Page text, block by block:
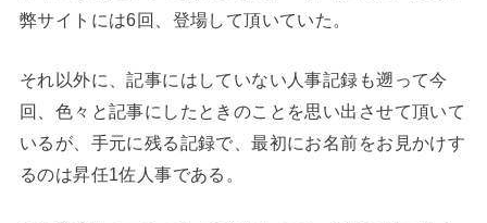
弊サイトには6回、登場して頂いていた。
それ以外に、記事にはしていない人事記録も遡って今
回、色々と記事にしたときのことを思い出させて頂いて
いるが、手元に残る記録で、最初にお名前をお見かけす
るのは昇任1佐人事である。